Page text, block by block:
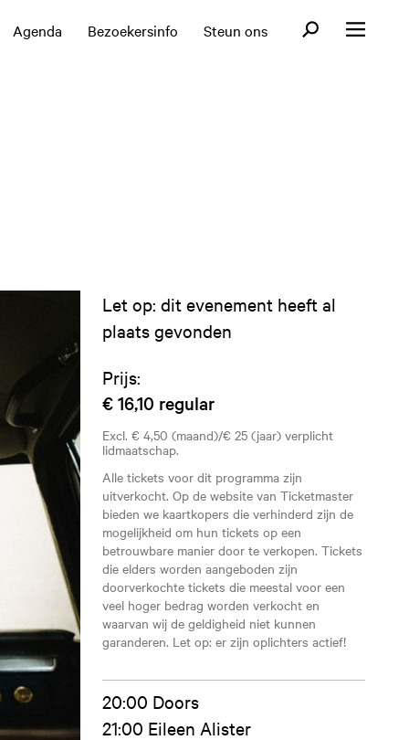
Agenda Bezoekersinfo Steun ons OpenOpen menu
Let op: dit evenement heeft al
plaats gevonden
Prijs:
€ 16,10 regular
Excl. € 4,50 (maand)/€ 25 (jaar) verplicht
lidmaatschap.
Alle tickets voor dit programma zijn
uitverkocht. Op de website van Ticketmaster
bieden we kaartkopers die verhinderd zijn de
mogelijkheid om hun tickets op een
betrouwbare manier door te verkopen. Tickets
die elders worden aangeboden zijn
doorverkochte tickets die meestal voor een
veel hoger bedrag worden verkocht en
waarvan wij de geldigheid niet kunnen
garanderen. Let op: er zijn oplichters actief!
20:00 Doors
21:00 Eileen Alister